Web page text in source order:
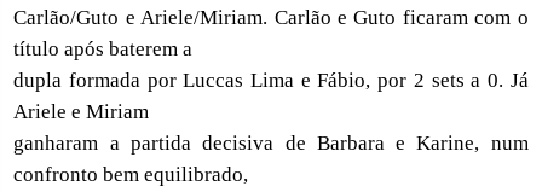
Carlão/Guto e Ariele/Miriam. Carlão e Guto ficaram com o
título após baterem a
dupla formada por Luccas Lima e Fábio, por 2 sets a 0. Já
Ariele e Miriam
ganharam a partida decisiva de Barbara e Karine, num
confronto bem equilibrado,